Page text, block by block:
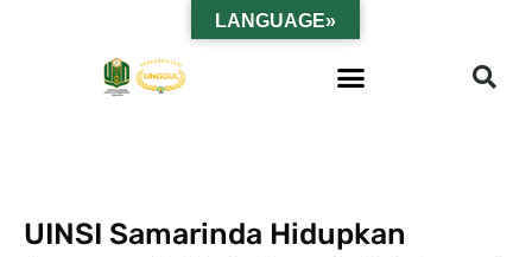
UINSI Samarinda Hidupkan
LANGUAGE»